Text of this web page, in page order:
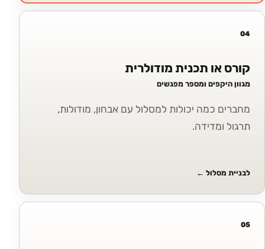
04
קורס או תכנית מודולרית
מגוון היקפים ומספר מפגשים
מחברים כמה יכולות למסלול עם אבחון, מודולות,
תרגול ומדידה.
לבניית מסלול ←
05